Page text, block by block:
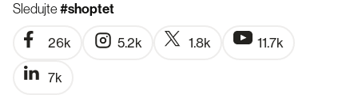
Sledujte#shoptet
26k 5.2k 1.8k 11.7k
7k